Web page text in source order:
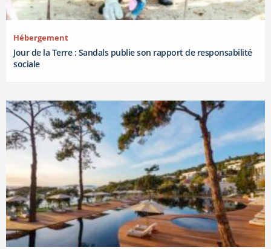
Hébergement
Jour de la Terre : Sandals publie son rapport de responsabilité
sociale